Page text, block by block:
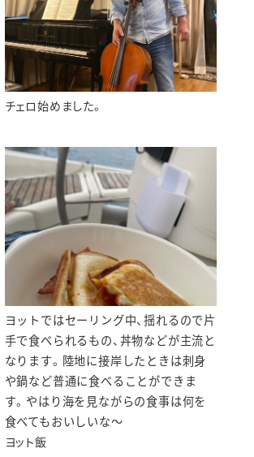
チェロ始めました。
ヨット飯
ヨットではセーリング中、揺れるので片
手で食べられるもの、丼物などが主流と
なります。陸地に接岸したときは刺身
や鍋など普通に食べることができま
す。やはり海を見ながらの食事は何を
食べてもおいしいな～